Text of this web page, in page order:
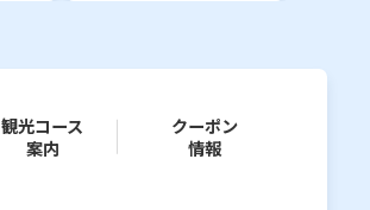
観光コース
案内
クーポン
情報